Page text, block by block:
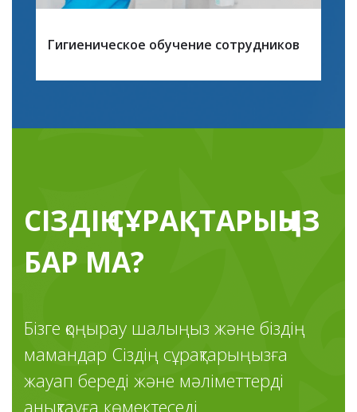
Гигиеническое обучение сотрудников
СІЗДІҢ СҰРАҚТАРЫҢЫЗ
БАР МА?
Бізге қоңырау шалыңыз және біздің
мамандар Сіздің сұрақтарыңызға
жауап береді және мәліметтерді
анықтауға көмектеседі